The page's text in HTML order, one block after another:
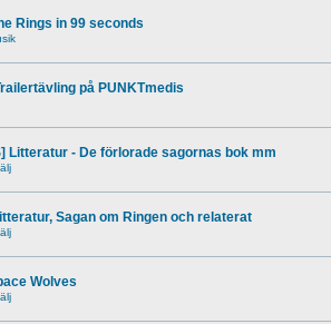
Rings in 99 seconds
på PUNKTmedis
Litteratur - De förlorade sagornas bok mm
Sagan om Ringen och relaterat
Wolves